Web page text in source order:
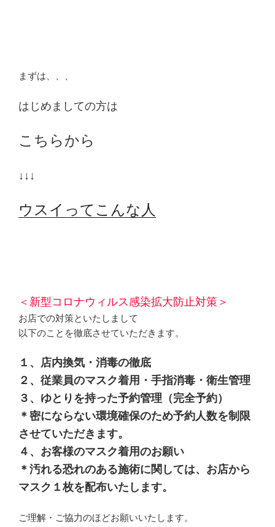
まずは、、、
はじめましての方は
こちらから
↓↓↓
ウスイってこんな人
＜新型コロナウィルス感染拡大防止対策＞
お店での対策といたしまして
以下のことを徹底させていただきます。
１、店内換気・消毒の徹底
２、従業員のマスク着用・手指消毒・衛生管理
３、ゆとりを持った予約管理（完全予約）
＊密にならない環境確保のため予約人数を制限
させていただきます。
４、お客様のマスク着用のお願い
＊汚れる恐れのある施術に関しては、お店から
マスク１枚を配布いたします。
ご理解・ご協力のほどお願いいたします。